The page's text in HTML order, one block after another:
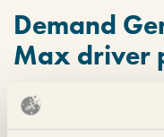
Demand
Max driver
Även Google anser att
Youtube. Många nya